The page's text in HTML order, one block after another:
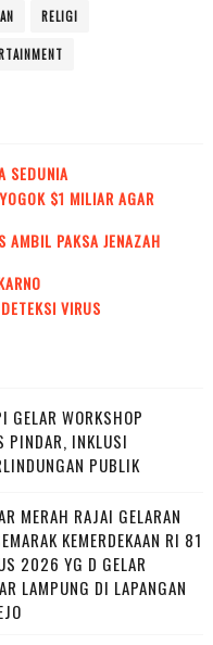
RELIGI
SEDUNIA
$1 MILIAR AGAR
AMBIL PAKSA JENAZAH
VIRUS
GELAR WORKSHOP
PINDAR, INKLUSI
PUBLIK
MERAH RAJAI GELARAN
KEMERDEKAAN RI 81
2026 YG D GELAR
LAMPUNG DI LAPANGAN